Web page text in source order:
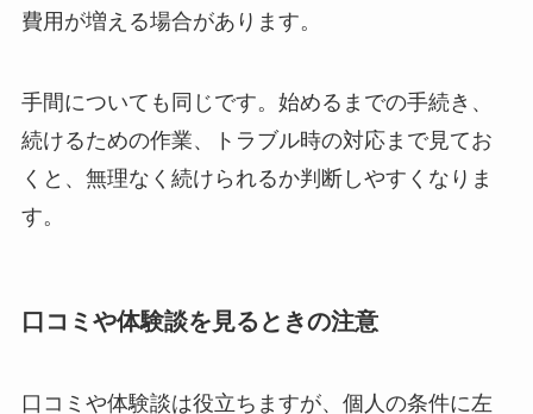
費用が増える場合があります。
手間についても同じです。始めるまでの手続き、
続けるための作業、トラブル時の対応まで見てお
くと、無理なく続けられるか判断しやすくなりま
す。
口コミや体験談を見るときの注意
口コミや体験談は役立ちますが、個人の条件に左